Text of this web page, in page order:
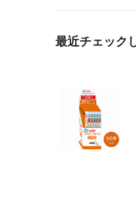
最近チェック